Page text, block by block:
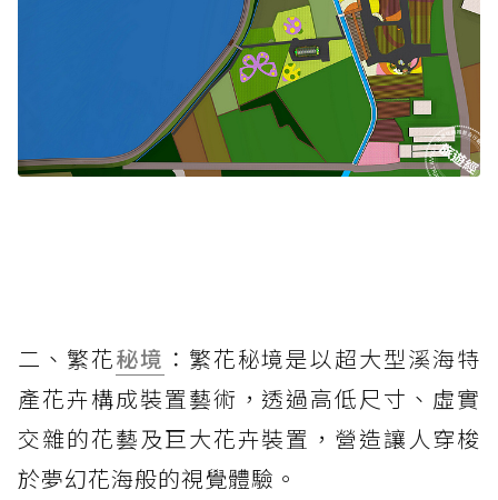
二、繁花秘境 ：繁花秘境是以超大型溪海特
產花卉構成裝置藝術，透過高低尺寸、虛實
交雜的花藝及巨大花卉裝置，營造讓人穿梭
於夢幻花海般的視覺體驗。